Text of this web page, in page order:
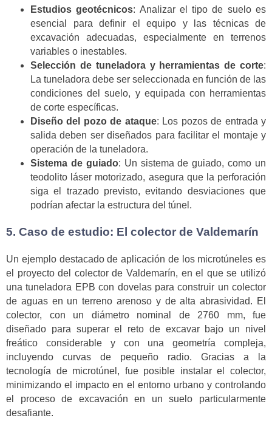
Estudios geotécnicos: Analizar el tipo de suelo es
esencial para definir el equipo y las técnicas de
excavación adecuadas, especialmente en terrenos
variables o inestables.
Selección de tuneladora y herramientas de corte:
La tuneladora debe ser seleccionada en función de las
condiciones del suelo, y equipada con herramientas
de corte específicas.
Diseño del pozo de ataque: Los pozos de entrada y
salida deben ser diseñados para facilitar el montaje y
operación de la tuneladora.
Sistema de guiado: Un sistema de guiado, como un
teodolito láser motorizado, asegura que la perforación
siga el trazado previsto, evitando desviaciones que
podrían afectar la estructura del túnel.
5. Caso de estudio: El colector de Valdemarín
Un ejemplo destacado de aplicación de los microtúneles es
el proyecto del colector de Valdemarín, en el que se utilizó
una tuneladora EPB con dovelas para construir un colector
de aguas en un terreno arenoso y de alta abrasividad. El
colector, con un diámetro nominal de 2760 mm, fue
diseñado para superar el reto de excavar bajo un nivel
freático considerable y con una geometría compleja,
incluyendo curvas de pequeño radio. Gracias a la
tecnología de microtúnel, fue posible instalar el colector,
minimizando el impacto en el entorno urbano y controlando
el proceso de excavación en un suelo particularmente
desafiante.